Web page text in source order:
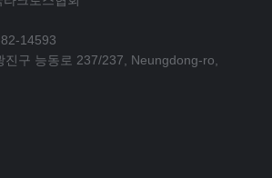
14593
구 능동로 237/237, Neungdong-ro,